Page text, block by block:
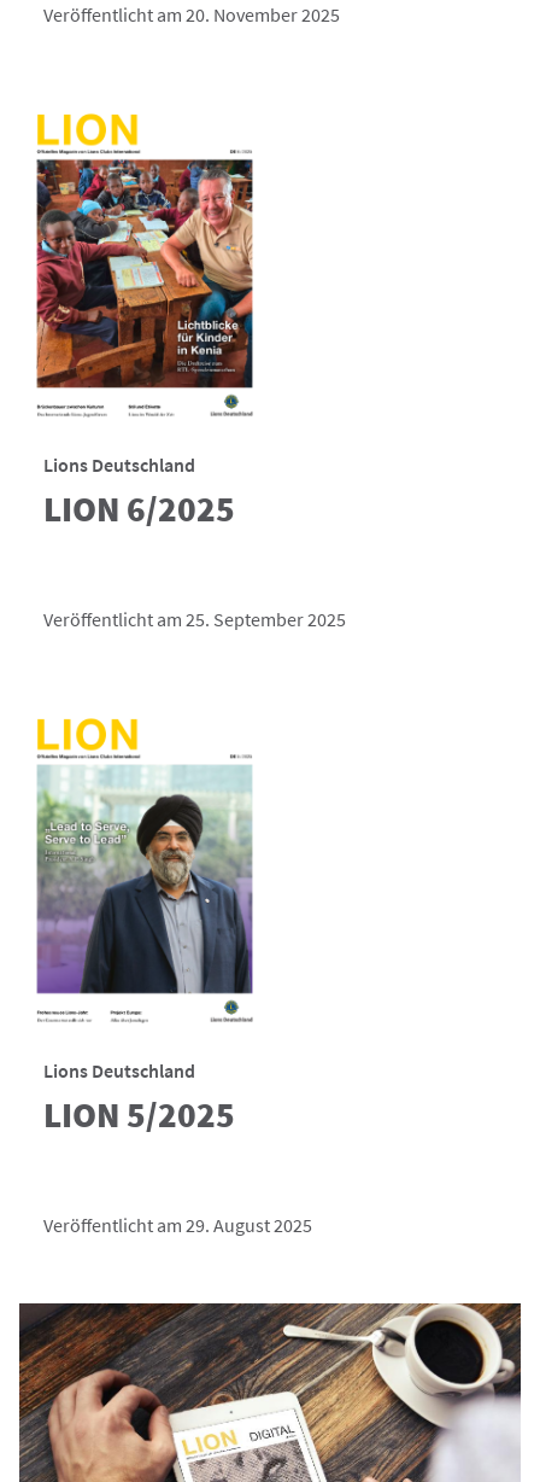
Veröffentlicht am 20. November 2025
Lions Deutschland
LION 6/2025
Veröffentlicht am 25. September 2025
Lions Deutschland
LION 5/2025
Veröffentlicht am 29. August 2025